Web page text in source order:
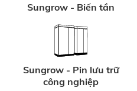
Sungrow - Biến tần
Sungrow - Pin lưu trữ
công nghiệp